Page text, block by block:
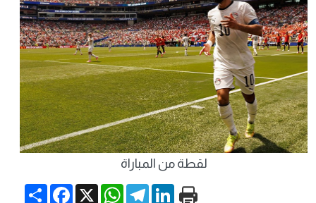
لقطة من المباراة
Share
Facebook X
WhatsApp
TelegramLinkedIn